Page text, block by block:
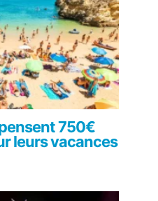
750€
leurs vacances